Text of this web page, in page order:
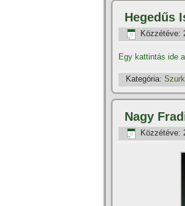
Hegedűs
Közzétéve:
Egy kattintás ide
Kategória:
Nagy
Közzétéve: